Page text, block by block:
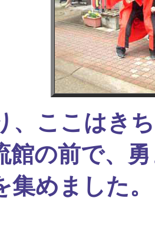
、ここはき
館の前で、
集めました。